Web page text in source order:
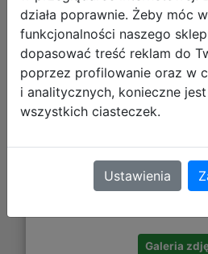
16,53
DO
Galeria
działa poprawnie. Żeby móc
funkcjonalności naszego
dopasować treść reklam do
poprzez profilowanie oraz w
i analitycznych, konieczne
wszystkich ciasteczek.
Ustawienia